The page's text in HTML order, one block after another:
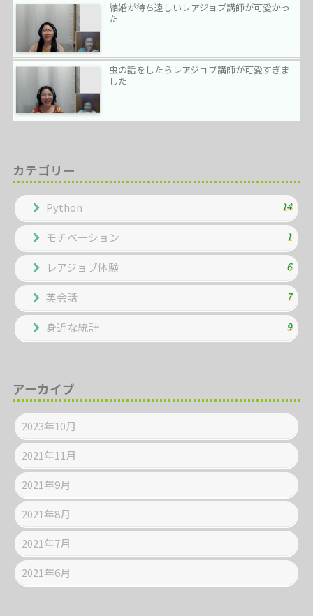
結婚が待ち遠しいレアジョブ講師が可愛かっ
た
虫の話をしたらレアジョブ講師が可愛すぎま
した
カテゴリー
Python 14
モチベーション 1
レアジョブ体験 6
英会話 7
身近な統計 9
アーカイブ
2023年10月
2021年11月
2021年9月
2021年8月
2021年7月
2021年6月